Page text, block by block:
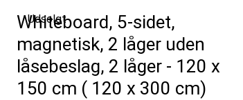
Udsolgt
Whiteboard, 5-sidet,
magnetisk, 2 låger uden
låsebeslag, 2 låger - 120 x
150 cm ( 120 x 300 cm)